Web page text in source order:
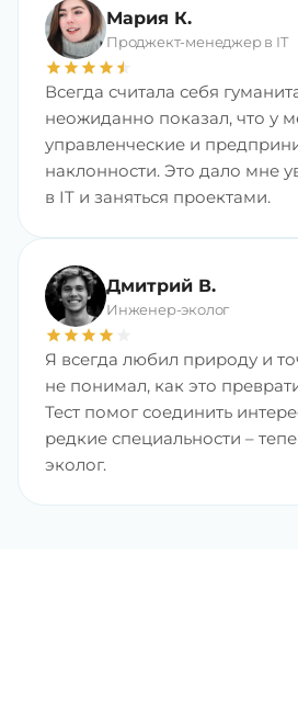
Мария К.
Проджект-менеджер в IT
star star star star star
star
Всегда считала себя
неожиданно показал, что у
управленческие и
наклонности. Это дало мне
в IT и заняться проектами.
Дмитрий В.
Инженер-эколог
star star star star
Я всегда любил природу и
не понимал, как это
Тест помог соединить
редкие специальности –
эколог.